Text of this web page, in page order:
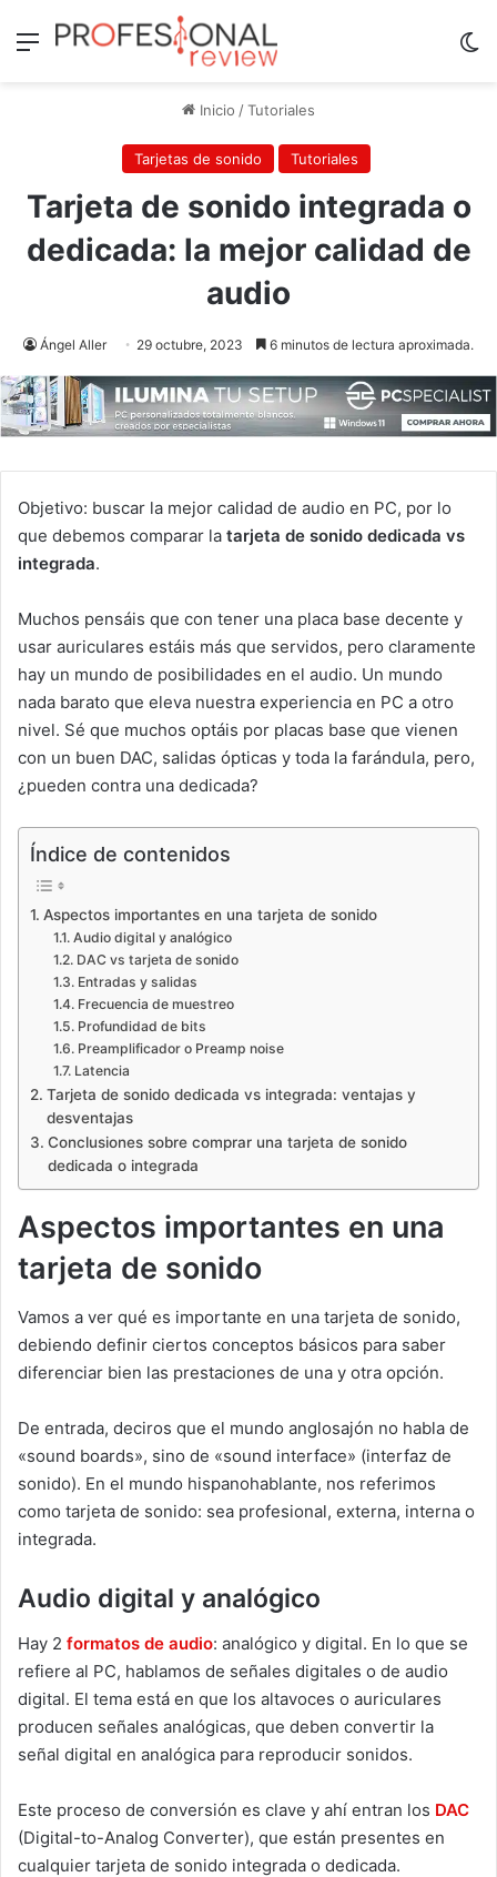
Menú
Inicio /Tutoriales
Tarjetas de sonido Tutoriales
Tarjeta de sonido integrada o
dedicada: la mejor calidad de
audio
Ángel Aller 29 octubre, 2023 6 minutos de lectura aproximada.
Objetivo: buscar la mejor calidad de audio en PC, por lo
que debemos comparar la tarjeta de sonido dedicada vs
integrada.
Muchos pensáis que con tener una placa base decente y
usar auriculares estáis más que servidos, pero claramente
hay un mundo de posibilidades en el audio. Un mundo
nada barato que eleva nuestra experiencia en PC a otro
nivel. Sé que muchos optáis por placas base que vienen
con un buen DAC, salidas ópticas y toda la farándula, pero,
¿pueden contra una dedicada?
Índice de contenidos
Aspectos importantes en una tarjeta de sonido
Audio digital y analógico
DAC vs tarjeta de sonido
Entradas y salidas
Frecuencia de muestreo
Profundidad de bits
Preamplificador o Preamp noise
Latencia
Tarjeta de sonido dedicada vs integrada: ventajas y
desventajas
Conclusiones sobre comprar una tarjeta de sonido
dedicada o integrada
Aspectos importantes en una
tarjeta de sonido
Vamos a ver qué es importante en una tarjeta de sonido,
debiendo definir ciertos conceptos básicos para saber
diferenciar bien las prestaciones de una y otra opción.
De entrada, deciros que el mundo anglosajón no habla de
«sound boards», sino de «sound interface» (interfaz de
sonido). En el mundo hispanohablante, nos referimos
como tarjeta de sonido: sea profesional, externa, interna o
integrada.
Audio digital y analógico
Hay 2 formatos de audio: analógico y digital. En lo que se
refiere al PC, hablamos de señales digitales o de audio
digital. El tema está en que los altavoces o auriculares
producen señales analógicas, que deben convertir la
señal digital en analógica para reproducir sonidos.
Este proceso de conversión es clave y ahí entran los DAC
(Digital-to-Analog Converter), que están presentes en
cualquier tarjeta de sonido integrada o dedicada.